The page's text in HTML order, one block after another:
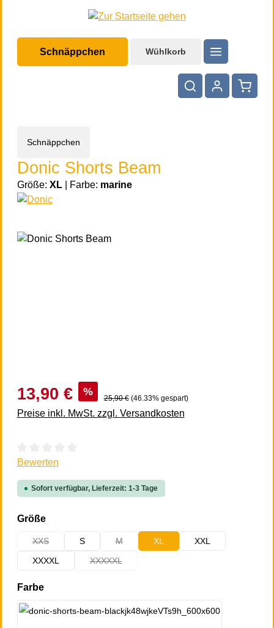
Schnäppchen Wühlkorb
Schnäppchen
Donic Shorts Beam
Größe: XL Farbe: marine
Bildergalerie überspringen
13,90 € %
25,90 € (46.33% gespart)
Preise inkl. MwSt. zzgl. Versandkosten
Durchschnittliche Bewertung von 0 von 5 Sternen
Bewerten
Sofort verfügbar, Lieferzeit: 1-3 Tage
Größeauswählen
XXS
(Diese Option ist zurzeit nicht verfügbar.)
S M
(Diese Option ist zurzeit nicht verfügbar.)
XL
XXL
XXXXL
XXXXXL
Farbeauswählen